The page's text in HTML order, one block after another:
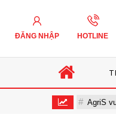
ĐĂNG NHẬP HOTLINE
AgriS vượt kế